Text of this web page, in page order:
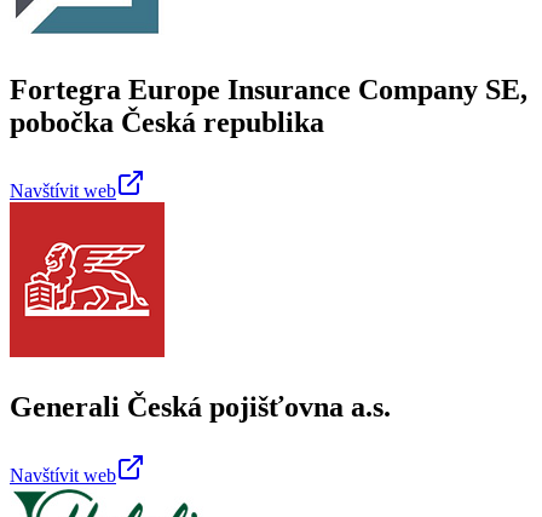
Fortegra Europe Insurance Company SE,
pobočka Česká republika
Navštívit web
Generali Česká pojišťovna a.s.
Navštívit web